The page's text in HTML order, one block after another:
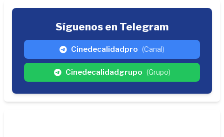
Síguenos en Telegram
Cinedecalidadpro (Canal)
Cinedecalidadgrupo (Grupo)